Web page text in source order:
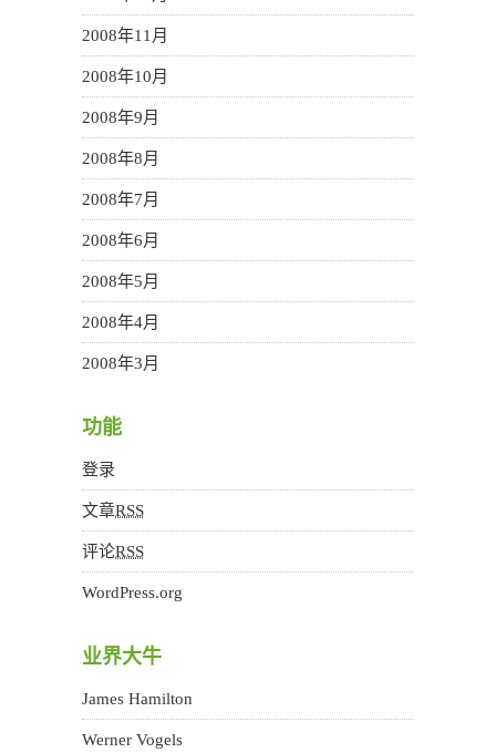
2008年11月
2008年10月
2008年9月
2008年8月
2008年7月
2008年6月
2008年5月
2008年4月
2008年3月
功能
登录
文章RSS
评论RSS
WordPress.org
业界大牛
James Hamilton
Werner Vogels